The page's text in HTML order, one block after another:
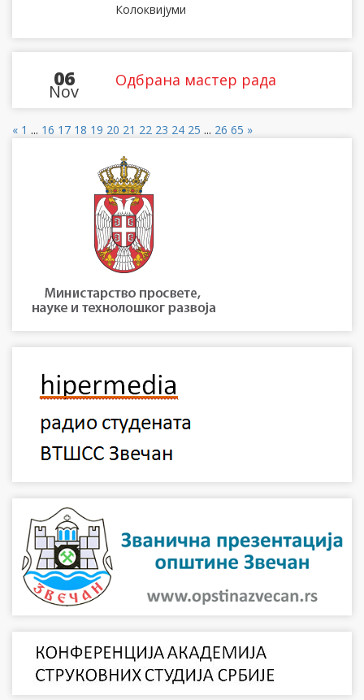
Колоквијуми
06
Nov
Одбрана мастер рада
« 1 ... 16 17 18 19 20 21 22 23 24 25 ... 26 65 »